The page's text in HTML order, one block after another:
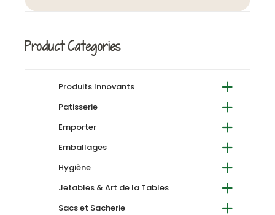
Product Categories
Produits Innovants
Patisserie
Emporter
Emballages
Hygiène
Jetables & Art de la Tables
Sacs et Sacherie